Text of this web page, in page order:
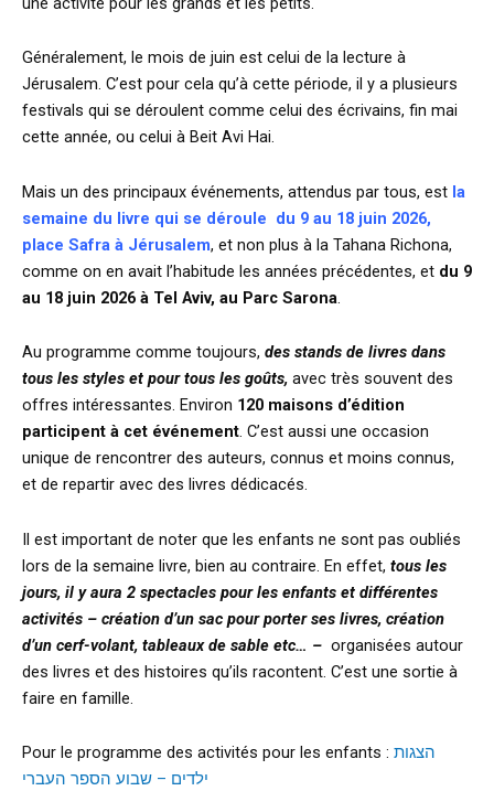
Généralement, le mois de juin est celui de la lecture à
Jérusalem. C’est pour cela qu’à cette période, il y a plusieurs
festivals qui se déroulent comme celui des écrivains, fin mai
cette année, ou celui à Beit Avi Hai.
Mais un des principaux événements, attendus par tous, est la
semaine du livre qui se déroule du 9 au 18 juin 2026,
place Safra à Jérusalem, et non plus à la Tahana Richona,
comme on en avait l’habitude les années précédentes, et du 9
au 18 juin 2026 à Tel Aviv, au Parc Sarona
Au programme comme toujours, des stands de livres dans
tous les styles et pour tous les goûts, avec très souvent des
offres intéressantes. Environ 120 maisons d’édition
participent à cet événement. C’est aussi une occasion
unique de rencontrer des auteurs, connus et moins connus,
et de repartir avec des livres dédicacés.
Il est important de noter que les enfants ne sont pas oubliés
lors de la semaine livre, bien au contraire. En effet, tous les
jours, il y aura 2 spectacles pour les enfants et différentes
activités – création d’un sac pour porter ses livres, création
d’un cerf-volant, tableaux de sable etc… – organisées autour
des livres et des histoires qu’ils racontent. C’est une sortie à
faire en famille.
Pour le programme des activités pour les enfants : הצגות
ילדים – שבוע הספר העברי